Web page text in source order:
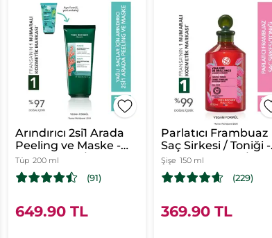
Arındırıcı 2si1 Arada
Peeling ve Maske -
Yağlı Saçlar / Purete -
Vegan
Tüp 200 ml
(91)
649.90 TL
Parlatıcı Frambuaz
Saç Sirkesi / Toniği -
Normal Saçlar /
Brillance - Vegan
Şişe 150 ml
(229)
369.90 TL